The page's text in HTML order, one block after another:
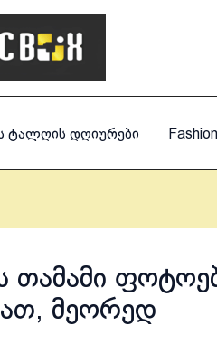
ტალღის დღიურები
თამამი
მეორედ